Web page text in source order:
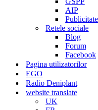
AIP
Retele sociale
Blog
Forum
Facebook
Pagina utilizatorilor
EGO
Radio Deniplant
website translate
UK